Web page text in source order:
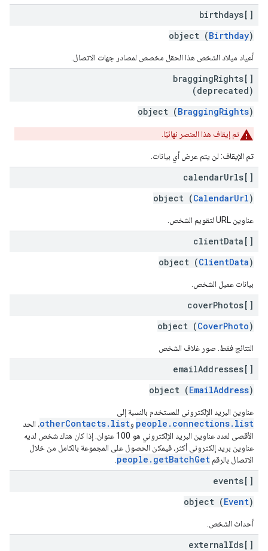
birthdays[]
object (Birthday)
أعياد ميلاد الشخص هذا الحقل مخصص لمصادر جهات الاتصال.
braggingRights[]
(deprecated)
object (BraggingRights)
تم إيقاف هذا العنصر نهائيًا.
تم الإيقاف: لن يتم عرض أي بيانات.
calendarUrls[]
object (CalendarUrl)
عناوين URL لتقويم الشخص.
clientData[]
object (ClientData)
بيانات عميل الشخص.
coverPhotos[]
object (CoverPhoto)
النتائج فقط. صور غلاف الشخص
emailAddresses[]
object (EmailAddress)
عناوين البريد الإلكتروني للمستخدم بالنسبة إلى
people.connections.list وotherContacts.list، الحد
الأقصى لعدد عناوين البريد الإلكتروني هو 100 عنوان. إذا كان هناك شخص لديه
عناوين بريد إلكتروني أكثر، فيمكن الحصول على المجموعة بالكامل من خلال
الاتصال بالرقم people.getBatchGet
events[]
object (Event)
أحداث الشخص.
externalIds[]